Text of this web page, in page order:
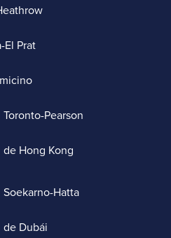
El Prat
Pearson
Hong Kong
Hatta
Dubái